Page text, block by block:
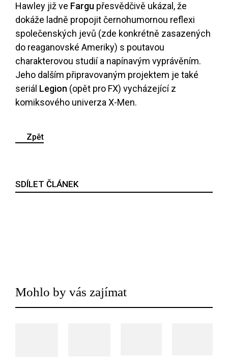
Hawley již ve Fargu přesvědčivě ukázal, že
dokáže ladně propojit černohumornou reflexi
společenských jevů (zde konkrétně zasazených
do reaganovské Ameriky) s poutavou
charakterovou studií a napínavým vyprávěním.
Jeho dalším připravovaným projektem je také
seriál Legion (opět pro FX) vycházející z
komiksového univerza X-Men.
Zpět
SDÍLET ČLÁNEK
Mohlo by vás zajímat